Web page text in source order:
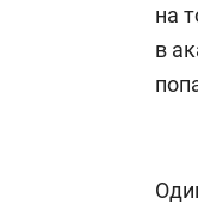
на
в